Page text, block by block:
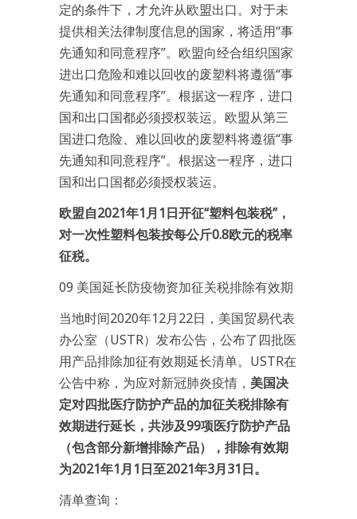
定的条件下，才允许从欧盟出口。对于未
提供相关法律制度信息的国家，将适用“事
先通知和同意程序”。欧盟向经合组织国家
进出口危险和难以回收的废塑料将遵循“事
先通知和同意程序”。根据这一程序，进口
国和出口国都必须授权装运。欧盟从第三
国进口危险、难以回收的废塑料将遵循“事
先通知和同意程序”。根据这一程序，进口
国和出口国都必须授权装运。
欧盟自2021年1月1日开征“塑料包装税”，
对一次性塑料包装按每公斤0.8欧元的税率
征税。
09 美国延长防疫物资加征关税排除有效期
当地时间2020年12月22日，美国贸易代表
办公室（USTR）发布公告，公布了四批医
用产品排除加征有效期延长清单。USTR在
公告中称，为应对新冠肺炎疫情， 美国决
定对四批医疗防护产品的加征关税排除有
效期进行延长，共涉及99项医疗防护产品
（包含部分新增排除产品），排除有效期
为2021年1月1日至2021年3月31日。
清单查询：